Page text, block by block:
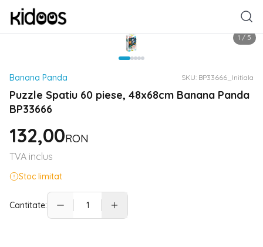
1 / 5
Banana Panda SKU: BP33666_Initiala
Puzzle Spatiu 60 piese, 48x68cm Banana Panda
BP33666
132,00RON
TVA inclus
Stoc limitat
Cantitate: